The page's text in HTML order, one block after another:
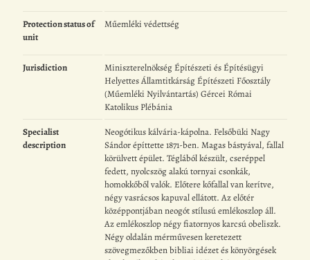
Protection status of
unit
Műemléki védettség
Jurisdiction
Miniszterelnökség Építészeti és Építésügyi
Helyettes Államtitkárság Építészeti Főosztály
(Műemléki Nyilvántartás) Gércei Római
Katolikus Plébánia
Specialist
description
Neogótikus kálvária-kápolna. Felsőbüki Nagy
Sándor építtette 1871-ben. Magas bástyával, fallal
körülvett épület. Téglából készült, cseréppel
fedett, nyolcszög alakú tornyai csonkák,
homokkőből valók. Előtere kőfallal van kerítve,
négy vasrácsos kapuval ellátott. Az előtér
középpontjában neogót stílusú emlékoszlop áll.
Az emlékoszlop négy fiatornyos karcsú obeliszk.
Négy oldalán mérművesen keretezett
szövegmezőkben bibliai idézet és könyörgések